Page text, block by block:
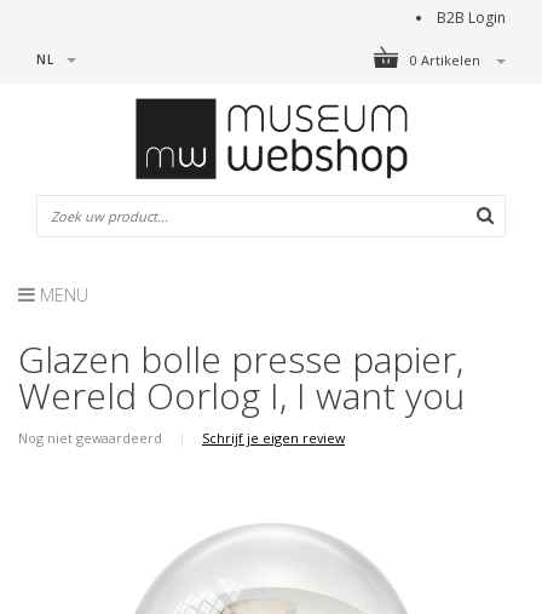
B2B Login
0 Artikelen
NL
MENU
Glazen bolle presse papier,
Wereld Oorlog I, I want you
Nog niet gewaardeerd | Schrijf je eigen review